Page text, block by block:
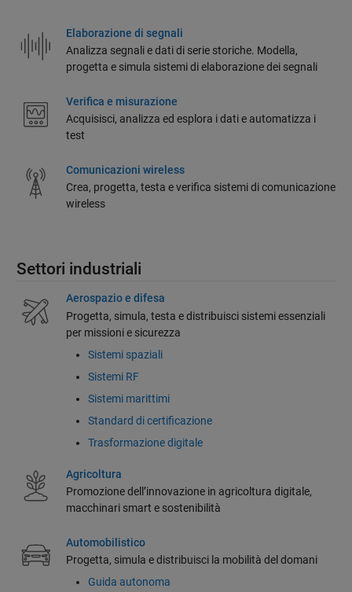
Elaborazione di segnali
Analizza segnali e dati di serie storiche. Modella,
progetta e simula sistemi di elaborazione dei segnali
Verifica e misurazione
Acquisisci, analizza ed esplora i dati e automatizza i
test
Comunicazioni wireless
Crea, progetta, testa e verifica sistemi di comunicazione
wireless
Settori industriali
Aerospazio e difesa
Progetta, simula, testa e distribuisci sistemi essenziali
per missioni e sicurezza
Sistemi spaziali
Sistemi RF
Sistemi marittimi
Standard di certificazione
Trasformazione digitale
Agricoltura
Promozione dell’innovazione in agricoltura digitale,
macchinari smart e sostenibilità
Automobilistico
Progetta, simula e distribuisci la mobilità del domani
Guida autonoma